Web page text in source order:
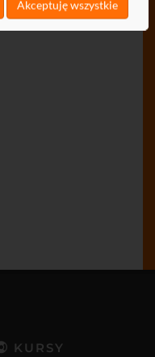
Akceptuję wszystkie
KURSY